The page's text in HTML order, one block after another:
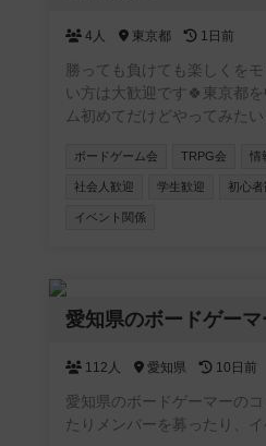
4人 東京都 1日前
勝っても負けても楽しくを
い方は大歓迎です🍀東京都
ム初めてだけどやってみた
が、毎月新しいボドゲ開拓
受け付けます✨
ボードゲーム会 TRPG会 情
社会人歓迎 学生歓迎 初心者
イベント関係
愛知県のボードゲーマ
112人 愛知県 10日前
愛知県のボードゲーマーの
たりメンバーを募ったり、